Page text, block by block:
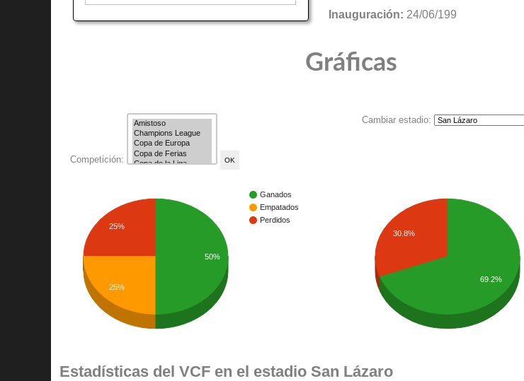
Inauguración: 24/06/199
Gráficas
Competición:
Cambiar estadio:
Ganados
Empatados
Perdidos
25%
25%
50%
30.8%
69.2%
Estadísticas del VCF en el estadio San Lázaro